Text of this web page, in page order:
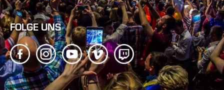
FOLGE UNS